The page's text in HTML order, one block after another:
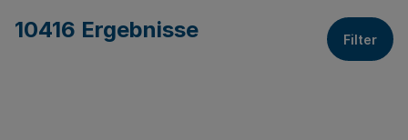
10416 Ergebnisse Filter